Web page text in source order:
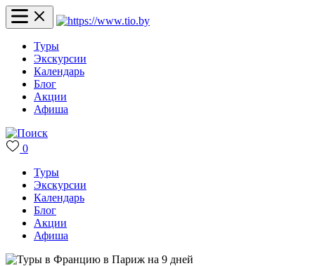
Туры
Экскурсии
Календарь
Блог
Акции
Афиша
0
Туры
Экскурсии
Календарь
Блог
Акции
Афиша